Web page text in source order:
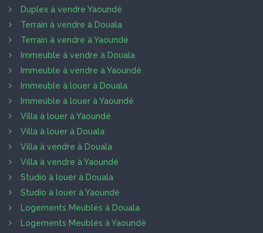
Duplex à vendre Yaoundé
Terrain à vendre à Douala
Terrain à vendre à Yaoundé
Immeuble à vendre à Douala
Immeuble à vendre à Yaoundé
Immeuble à louer à Douala
Immeuble à louer à Yaoundé
Villa à louer à Yaoundé
Villa à louer à Douala
Villa à vendre à Douala
Villa à vendre à Yaoundé
Studio à louer à Douala
Studio à louer à Yaoundé
Logements Meublés à Douala
Logements Meublés à Yaoundé